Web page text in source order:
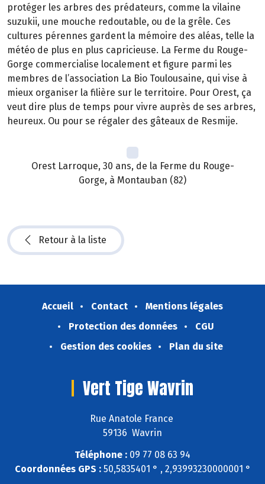
protéger les arbres des prédateurs, comme la vilaine
suzukii, une mouche redoutable, ou de la grêle. Ces
cultures pérennes gardent la mémoire des aléas, telle la
météo de plus en plus capricieuse. La Ferme du Rouge-
Gorge commercialise localement et figure parmi les
membres de l’association La Bio Toulousaine, qui vise à
mieux organiser la filière sur le territoire. Pour Orest, ça
veut dire plus de temps pour vivre auprès de ses arbres,
heureux. Ou pour se régaler des gâteaux de Resmije.
Orest Larroque, 30 ans, de la Ferme du Rouge-
Gorge, à Montauban (82)
Retour à la liste
Accueil Contact
Mentions légales
Protection des données
CGU
Gestion des cookies
Plan du site
Vert Tige Wavrin
Rue Anatole France
59136 Wavrin
Téléphone : 09 77 08 63 94
Coordonnées GPS :50,5835401 ° , 2,93993230000001 °